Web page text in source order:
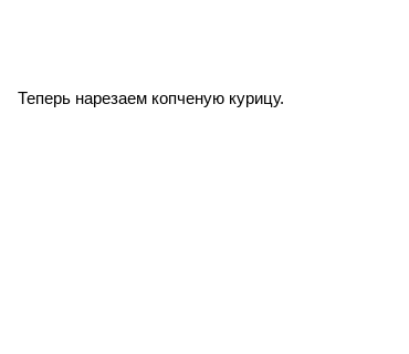
Теперь нарезаем копченую курицу.